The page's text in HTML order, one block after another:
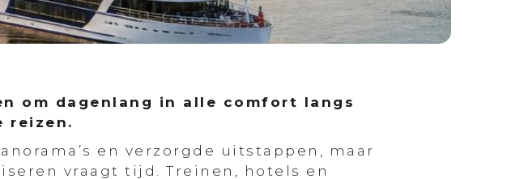
om dagenlang in alle comfort langs
reizen.
en verzorgde uitstappen, maar
vraagt tijd. Treinen, hotels en